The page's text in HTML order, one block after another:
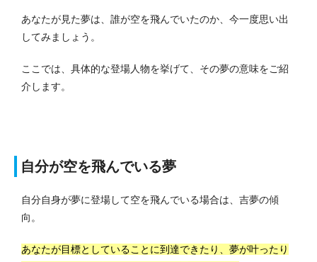
あなたが見た夢は、誰が空を飛んでいたのか、今一度思い出
してみましょう。
ここでは、具体的な登場人物を挙げて、その夢の意味をご紹
介します。
自分が空を飛んでいる夢
自分自身が夢に登場して空を飛んでいる場合は、吉夢の傾
向。
あなたが目標としていることに到達できたり、夢が叶ったり